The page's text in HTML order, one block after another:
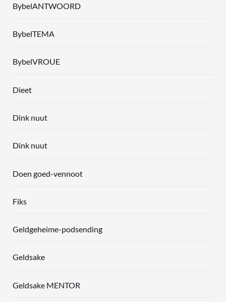
BybelANTWOORD
BybelTEMA
BybelVROUE
Dieet
Dink nuut
Dink nuut
Doen goed-vennoot
Fiks
Geldgeheime-podsending
Geldsake
Geldsake MENTOR